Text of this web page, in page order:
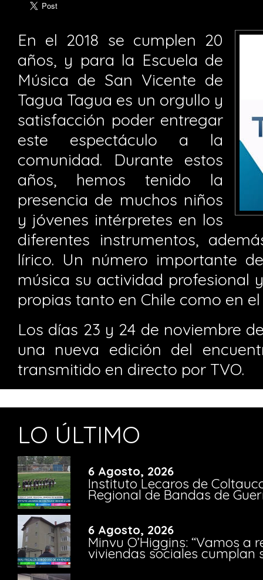
En el 2018 se cumplen 20
años, y para la Escuela de
Música de San Vicente de
Tagua Tagua es un orgullo y
satisfacción poder entregar
este espectáculo a la
comunidad. Durante estos
años, hemos tenido la
presencia de muchos niños
y jóvenes intérpretes en los
diferentes instrumentos,
lírico. Un número importante
música su actividad profesional
propias tanto en Chile como en
Los días 23 y 24 de noviembre
una nueva edición del
transmitido en directo por TVO.
LO ÚLTIMO
6 Agosto, 2026
Instituto Lecaros de
Regional de Bandas de
6 Agosto, 2026
Minvu O’Higgins: “Vamos a
viviendas sociales cumplan